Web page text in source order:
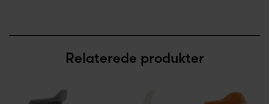
Relaterede produkter